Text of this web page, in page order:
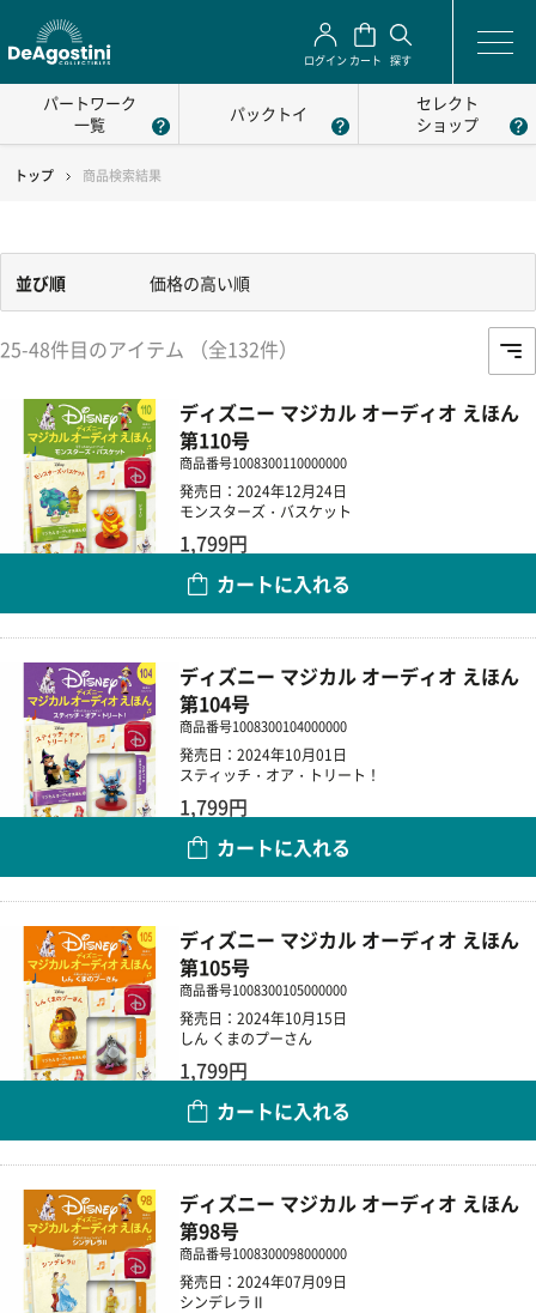
ログイン カート 探す
パートワーク
一覧
パックトイ
セレクト
ショップ
トップ 商品検索結果
並び順 価格の高い順
25-48件目のアイテム （全132件）
ディズニー マジカル オーディオ えほん
第110号
商品番号1008300110000000
発売日：2024年12月24日
モンスターズ・バスケット
1,799円
カートに入れる
ディズニー マジカル オーディオ えほん
第104号
商品番号1008300104000000
発売日：2024年10月01日
スティッチ・オア・トリート！
1,799円
カートに入れる
ディズニー マジカル オーディオ えほん
第105号
商品番号1008300105000000
発売日：2024年10月15日
しん くまのプーさん
1,799円
カートに入れる
ディズニー マジカル オーディオ えほん
第98号
商品番号1008300098000000
発売日：2024年07月09日
シンデレラⅡ